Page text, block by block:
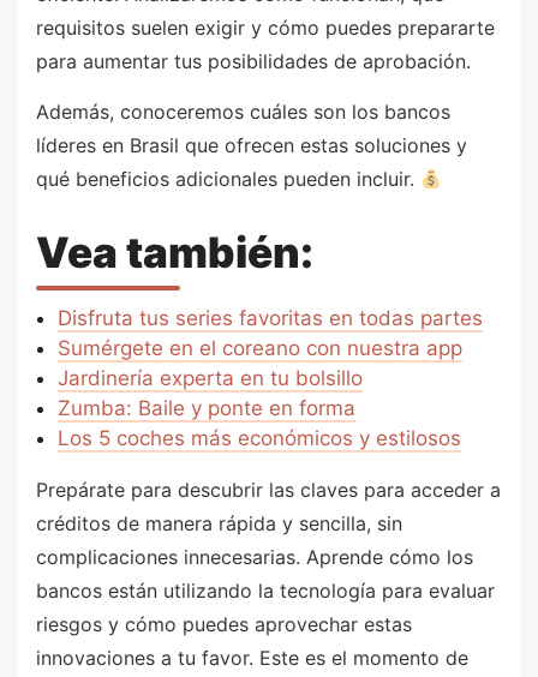
requisitos suelen exigir y cómo puedes prepararte
para aumentar tus posibilidades de aprobación.
Además, conoceremos cuáles son los bancos
líderes en Brasil que ofrecen estas soluciones y
qué beneficios adicionales pueden incluir.
Vea también:
Disfruta tus series favoritas en todas partes
Sumérgete en el coreano con nuestra app
Jardinería experta en tu bolsillo
Zumba: Baile y ponte en forma
Los 5 coches más económicos y estilosos
Prepárate para descubrir las claves para acceder a
créditos de manera rápida y sencilla, sin
complicaciones innecesarias. Aprende cómo los
bancos están utilizando la tecnología para evaluar
riesgos y cómo puedes aprovechar estas
innovaciones a tu favor. Este es el momento de